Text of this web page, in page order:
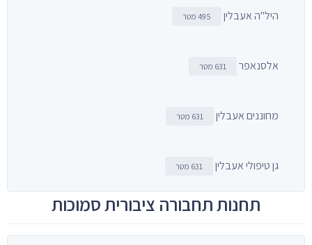
היל"ה אעבלין 495 מטר
אלסנאפר 631 מטר
מחוננים אעבלין 631 מטר
גן טיפולי אעבלין 631 מטר
תחנות תחבורה ציבורית סמוכות